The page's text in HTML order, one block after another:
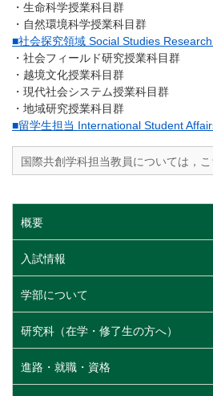
・生命科学授業科目群
・自然環境科学授業科目群
■社会探究領域 Social Studies
・社会フィールド研究授業科目群
・越境文化授業科目群
・現代社会システム授業科目群
・地域研究授業科目群
■留学生担当 International Student
国際共創学科担当教員については，こ
概要
入試情報
学部について
研究科（在学・修了生の方へ）
進路・就職・資格